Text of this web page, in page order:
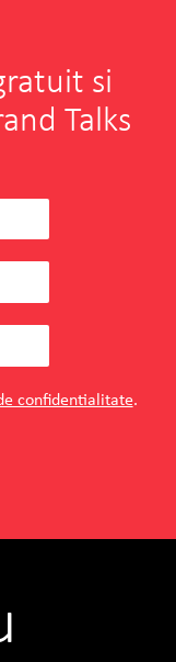
si
Talks
confidentialitate.